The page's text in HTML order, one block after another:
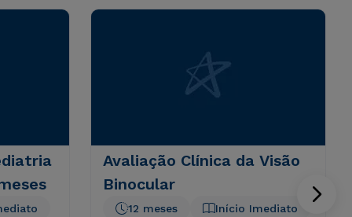
Avaliação Clínica da Visão
Binocular
Início Imediato
12 meses